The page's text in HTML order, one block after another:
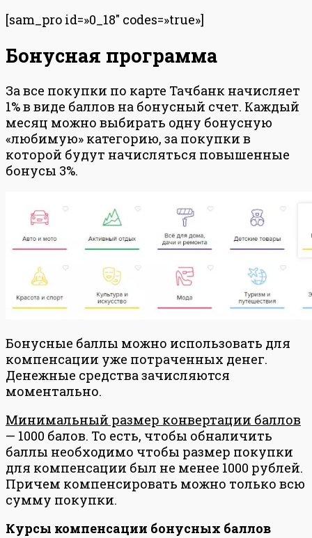
[sam_pro id=»0_18″ codes=»true»]
Бонусная программа
За все покупки по карте Тачбанк начисляет
1% в виде баллов на бонусный счет. Каждый
месяц можно выбирать одну бонусную
«любимую» категорию, за покупки в
которой будут начисляться повышенные
бонусы 3%.
Бонусные баллы можно использовать для
компенсации уже потраченных денег.
Денежные средства зачисляются
моментально.
Минимальный размер конвертации баллов
— 1000 балов. То есть, чтобы обналичить
баллы необходимо чтобы размер покупки
для компенсации был не менее 1000 рублей.
Причем компенсировать можно только всю
сумму покупки.
Курсы компенсации бонусных баллов